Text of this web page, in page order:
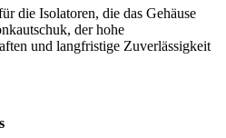
die Isolatoren, die das Gehäuse
der hohe
und langfristige Zuverlässigkeit